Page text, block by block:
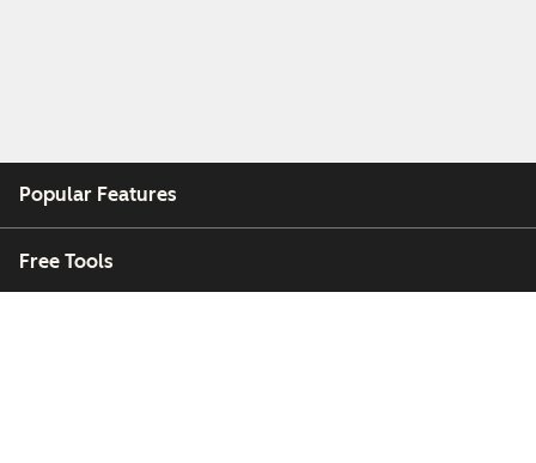
Popular Features
Free Tools